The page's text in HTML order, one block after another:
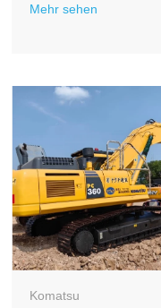
Mehr sehen
Komatsu